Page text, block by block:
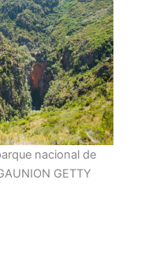
nacional de
GETTY